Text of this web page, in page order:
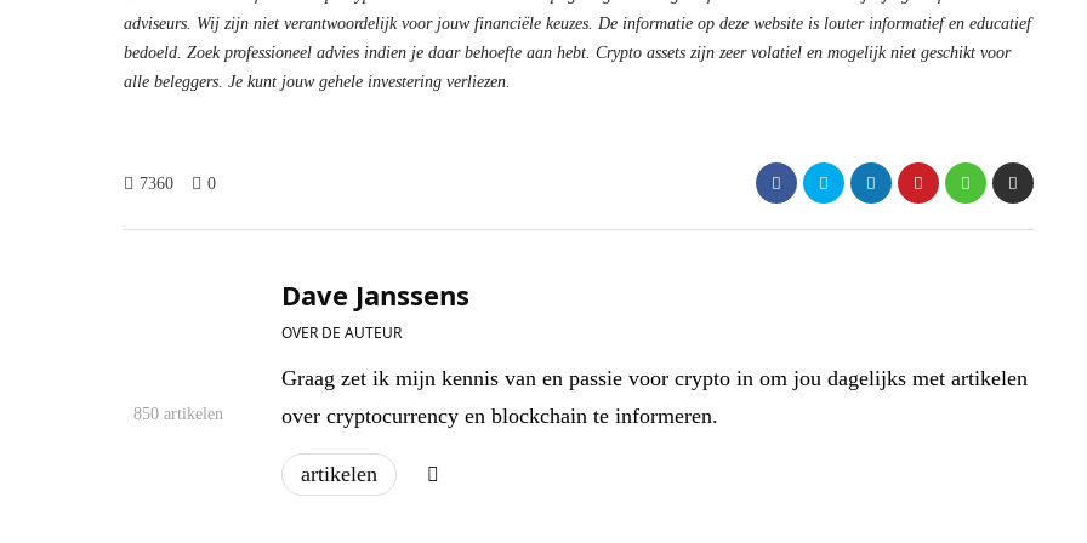
adviseurs. Wij zijn niet verantwoordelijk voor jouw financiële keuzes. De informatie op deze website is louter informatief en educatief
bedoeld. Zoek professioneel advies indien je daar behoefte aan hebt. Crypto assets zijn zeer volatiel en mogelijk niet geschikt voor
alle beleggers. Je kunt jouw gehele investering verliezen.
7360 0
850 artikelen
Dave Janssens
OVER DE AUTEUR
Graag zet ik mijn kennis van en passie voor crypto in om jou dagelijks met artikelen
over cryptocurrency en blockchain te informeren.
artikelen